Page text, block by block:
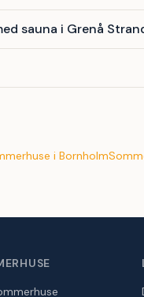
sauna i Grenå
i Bornholm